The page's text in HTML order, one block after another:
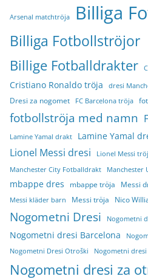
Arsenal matchtröja Billiga
Billiga Fotbollströjor
Billige Fotballdrakter
Cristiano Ronaldo tröja dresi
Dresi za nogomet FC Barcelona tröja
fotbollströja med namn
Lamine Yamal drakt Lamine Yamal
Lionel Messi dresi Lionel Messi
Manchester City Fotballdrakt Manchester
mbappe dres mbappe tröja Messi
Messi kläder barn Messi tröja Nico
Nogometni Dresi Nogometni
Nogometni dresi Barcelona
Nogometni Dresi Otroški
Nogometni dresi
Nogometni dresi za